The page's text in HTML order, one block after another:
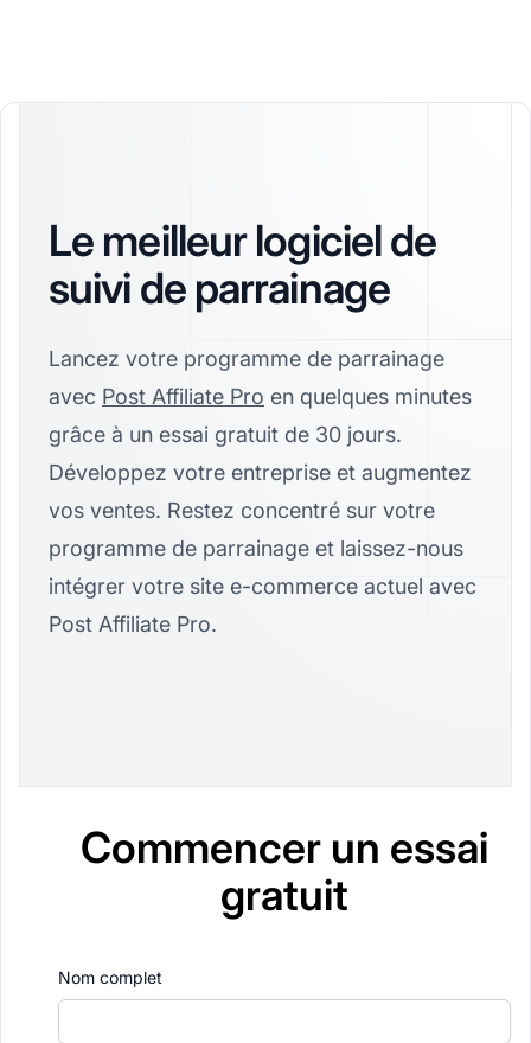
Le meilleur logiciel de
suivi de parrainage
Lancez votre programme de parrainage
avec Post Affiliate Pro en quelques minutes
grâce à un essai gratuit de 30 jours.
Développez votre entreprise et augmentez
vos ventes. Restez concentré sur votre
programme de parrainage et laissez-nous
intégrer votre site e-commerce actuel avec
Post Affiliate Pro.
Commencer un essai
gratuit
Nom complet